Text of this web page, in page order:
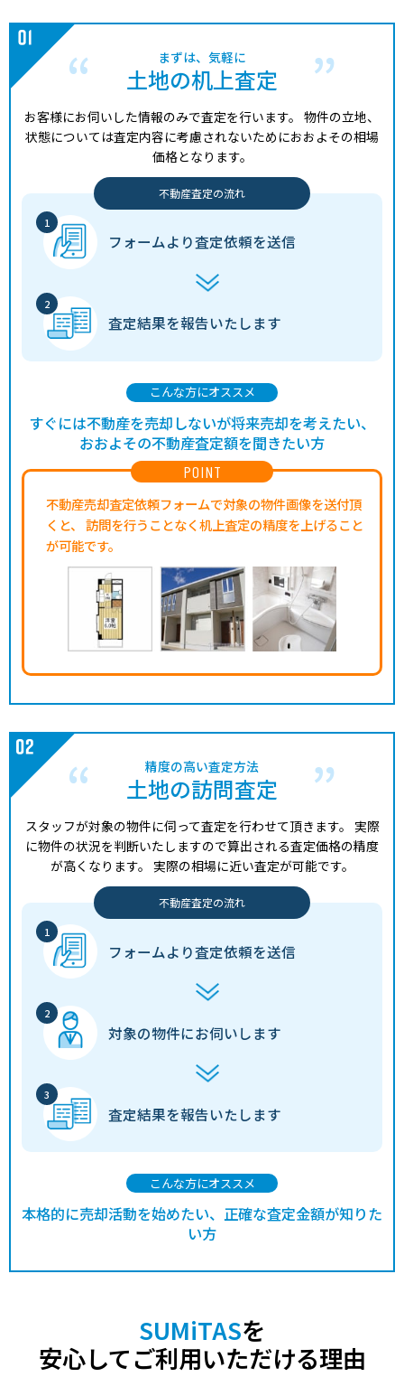
まずは、気軽に
土地の机上査定
お客様にお伺いした情報のみで査定を行います。 物件の立地、
状態については査定内容に考慮されないためにおおよその相場
価格となります。
不動産査定の流れ
フォームより査定依頼を送信
査定結果を報告いたします
POINT
不動産売却査定依頼フォームで対象の物件画像を送付頂
くと、
訪問を行うことなく机上査定の精度を上げること
が可能です。
こんな方にオススメ
すぐには不動産を売却しないが将来売却を考えたい、
おおよその不動産査定額を聞きたい方
精度の高い査定方法
土地の訪問査定
スタッフが対象の物件に伺って査定を行わせて頂きます。 実際
に物件の状況を判断いたしますので算出される査定価格の精度
が高くなります。 実際の相場に近い査定が可能です。
不動産査定の流れ
フォームより査定依頼を送信
対象の物件にお伺いします
査定結果を報告いたします
こんな方にオススメ
本格的に売却活動を始めたい、正確な査定金額が知りた
い方
SUMiTASを
安心してご利用いただける理由